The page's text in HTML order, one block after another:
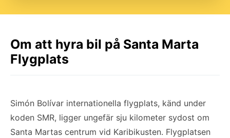
Om att hyra bil på Santa Marta
Flygplats
Simón Bolívar internationella flygplats, känd under
koden SMR, ligger ungefär sju kilometer sydost om
Santa Martas centrum vid Karibikusten. Flygplatsen